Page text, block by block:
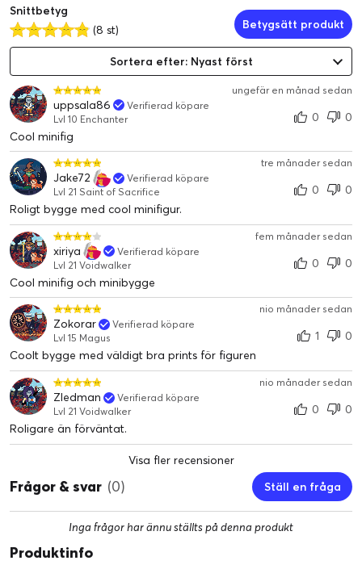
Snittbetyg
(8 st)
Betygsätt produkt
Sortera efter: Nyast först
ungefär en månad sedan
uppsala86
Verifierad köpare
Lvl 10 Enchanter
0
0
Cool minifig
tre månader sedan
Jake72
Verifierad köpare
Lvl 21 Saint of Sacrifice
0
0
Roligt bygge med cool minifigur.
fem månader sedan
xiriya
Verifierad köpare
Lvl 21 Voidwalker
0
0
Cool minifig och minibygge
nio månader sedan
Zokorar
Verifierad köpare
Lvl 15 Magus
1
0
Coolt bygge med väldigt bra prints för figuren
nio månader sedan
Zledman
Verifierad köpare
Lvl 21 Voidwalker
0
0
Roligare än förväntat.
Visa fler recensioner
Frågor & svar (0) Ställ en fråga
Inga frågor har ännu ställts på denna produkt
Produktinfo